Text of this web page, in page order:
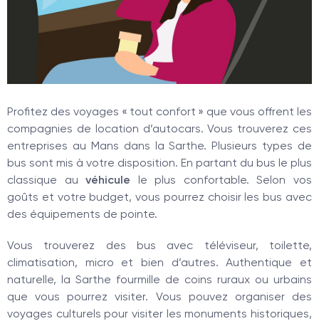
Profitez des voyages « tout confort » que vous offrent les
compagnies de location d’autocars. Vous trouverez ces
entreprises au Mans dans la Sarthe. Plusieurs types de
bus sont mis à votre disposition. En partant du bus le plus
classique auvéhicule le plus confortable. Selon vos
goûts et votre budget, vous pourrez choisir les bus avec
des équipements de pointe.
Vous trouverez des bus avec téléviseur, toilette,
climatisation, micro et bien d’autres. Authentique et
naturelle, la Sarthe fourmille de coins ruraux ou urbains
que vous pourrez visiter. Vous pouvez organiser des
voyages culturels pour visiter les monuments historiques,